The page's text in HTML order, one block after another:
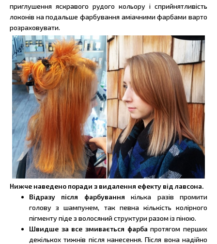
приглушення яскравого рудого кольору і сприйнятливість
локонів на подальше фарбування аміачними фарбами варто
розраховувати.
Нижче наведено поради з видалення ефекту від лавсона.
Відразу після фарбування кілька разів промити
голову з шампунем, так певна кількість колірного
пігменту піде з волосяний структури разом із піною.
Швидше за все змивається фарба протягом перших
декількох тижнів після нанесення. Після вона надійно